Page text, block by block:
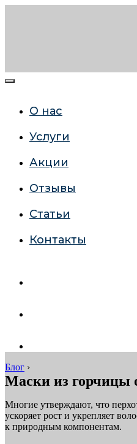
О нас
Услуги
Акции
Отзывы
Статьи
Контакты
Блог ›
Маски из горчицы
Многие утверждают, что
ускоряет рост и укрепляет
к природным компонентам.